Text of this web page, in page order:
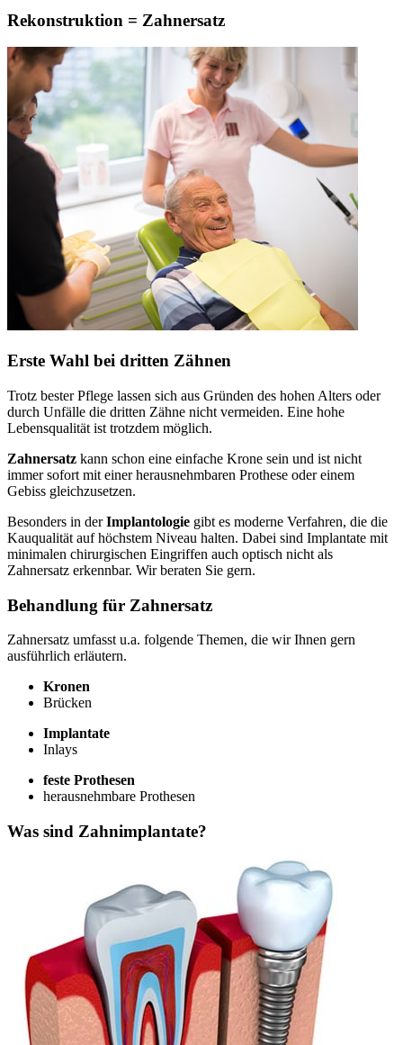
Rekonstruktion = Zahnersatz
Erste Wahl bei dritten Zähnen
Trotz bester Pflege lassen sich aus Gründen des hohen Alters oder
durch Unfälle die dritten Zähne nicht vermeiden. Eine hohe
Lebensqualität ist trotzdem möglich.
Zahnersatz kann schon eine einfache Krone sein und ist nicht
immer sofort mit einer herausnehmbaren Prothese oder einem
Gebiss gleichzusetzen.
Besonders in derImplantologie gibt es moderne Verfahren, die die
Kauqualität auf höchstem Niveau halten. Dabei sind Implantate mit
minimalen chirurgischen Eingriffen auch optisch nicht als
Zahnersatz erkennbar. Wir beraten Sie gern.
Behandlung für Zahnersatz
Zahnersatz umfasst u.a. folgende Themen, die wir Ihnen gern
ausführlich erläutern.
Kronen
Brücken
Implantate
Inlays
feste Prothesen
herausnehmbare Prothesen
Was sind Zahnimplantate?